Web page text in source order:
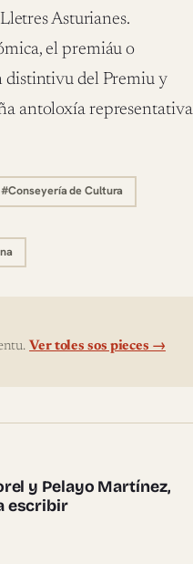
Asturianes.
el premiáu o
distintivu del Premiu y
antoloxía representativa
#Conseyería de Cultura
Ver toles sos pieces →
y Pelayo Martínez,
escribir